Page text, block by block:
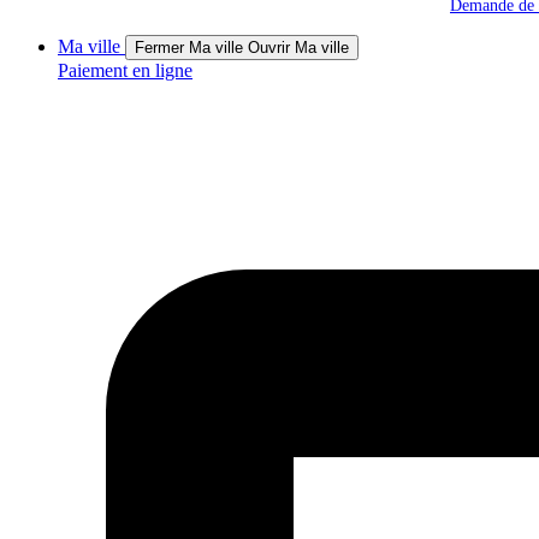
Demande
Ma ville Fermer Ma ville Ouvrir Ma ville
Paiement en ligne